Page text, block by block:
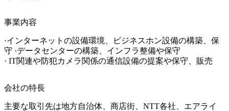
事業内容
·インターネットの設備環境、ビジネスホン設備の構築、保
守 ·データセンターの構築、インフラ整備や保守
· IT関連や防犯カメラ関係の通信設備の提案や保守、販売
会社の特長
主要な取引先は地方自治体、商店街、NTT各社、エアライ